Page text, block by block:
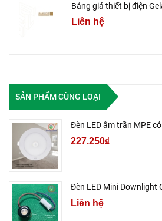
Bảng giá thiết bị điện
Liên hệ
SẢN PHẨM CÙNG LOẠI
Đèn LED âm trần MPE
227.250₫
Đèn LED Mini Downlight
Liên hệ